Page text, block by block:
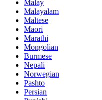
Malay
Malayalam
Maltese
Maori
Marathi
Mongolian
Burmese
Nepali
Norwegian
Pashto
Persian